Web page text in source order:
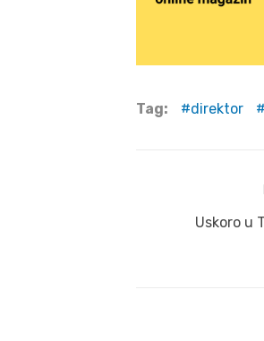
Tag: direktor
navigation
Previous
Uskoro u